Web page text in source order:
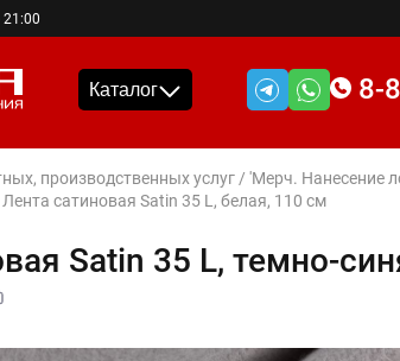
Каталог 8-
производственных услуг / 'Мерч. Нанесение
сатиновая Satin 35 L, белая, 110 см
Satin 35 L, темно-